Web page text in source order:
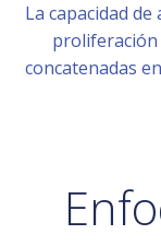
La capacidad
proliferación
concatenadas